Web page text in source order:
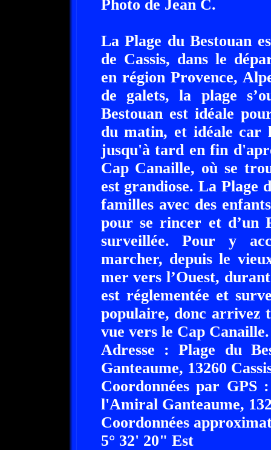
Photo de Jean C.
La Plage du Bestouan
de Cassis, dans le
en région Provence,
de galets, la plage
Bestouan est idéale
du matin, et idéale car
jusqu'à tard en fin
Cap Canaille, où se
est grandiose. La Plage
familles avec des
pour se rincer et d’un
surveillée. Pour y
marcher, depuis le
mer vers l’Ouest,
est réglementée et
populaire, donc arrivez
vue vers le Cap Canaille.
Adresse : Plage du
Ganteaume, 13260
Coordonnées par GPS
l'Amiral Ganteaume,
Coordonnées
5° 32' 20" Est